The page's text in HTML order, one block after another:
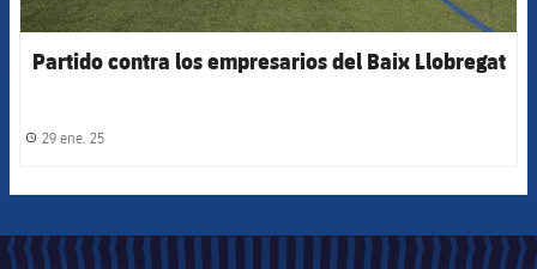
Partido contra los empresarios del Baix Llobregat
label.share.clock
29 ene. 25